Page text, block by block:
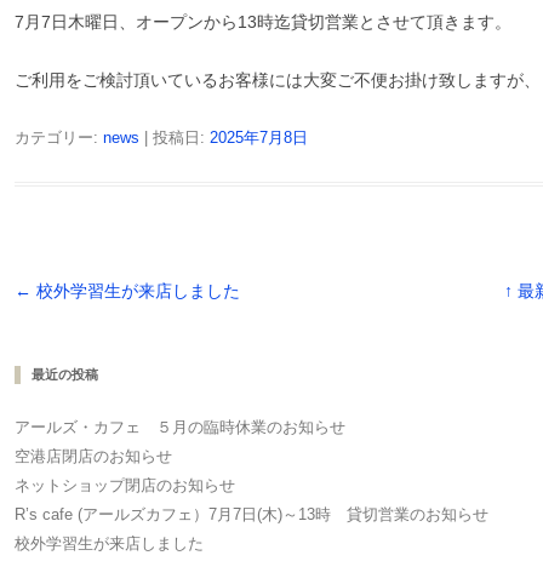
7月7日木曜日、オープンから13時迄貸切営業とさせて頂きます。
ご利用をご検討頂いているお客様には大変ご不便お掛け致しますが
カテゴリー: news | 投稿日: 2025年7月8日
投稿ナビゲーション
← 校外学習生が来店しました ↑ 最
最近の投稿
アールズ・カフェ ５月の臨時休業のお知らせ
空港店閉店のお知らせ
ネットショップ閉店のお知らせ
R’s cafe (アールズカフェ）7月7日(木)～13時 貸切営業のお知らせ
校外学習生が来店しました